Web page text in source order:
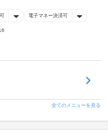
電子マネー決済可
全てのメニューを見る